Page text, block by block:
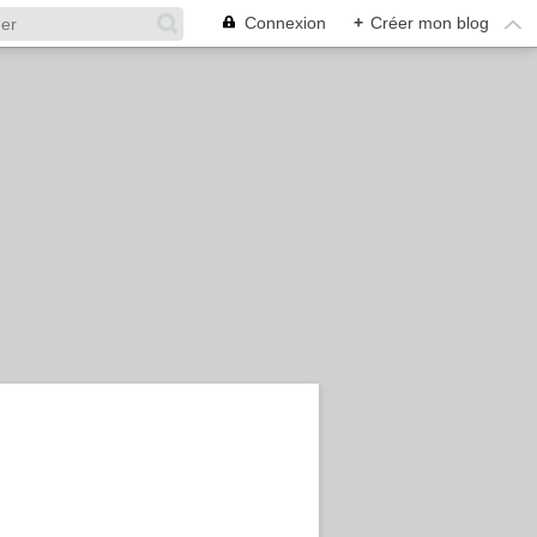
Connexion + Créer mon blog